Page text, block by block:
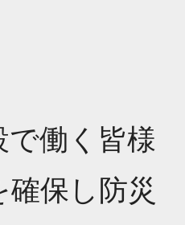
く皆様
確保し防災